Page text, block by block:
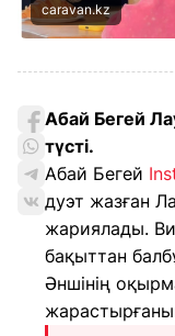
caravan.kz
Абай Бегей
түсті.
Абай Бегей
дуэт жазған
жариялады.
бақыттан
Әншінің